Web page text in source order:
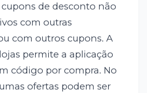
de desconto não
com outras
com outros cupons. A
permite a aplicação
código por compra. No
ofertas podem ser